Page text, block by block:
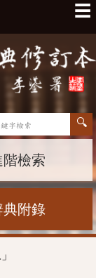
☰
階檢索
典附錄
」